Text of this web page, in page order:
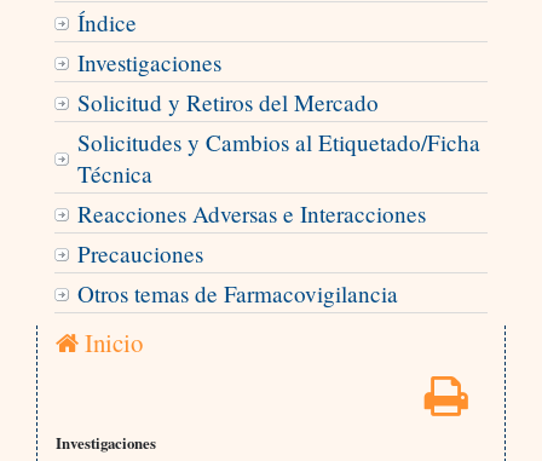
Índice
Investigaciones
Solicitud y Retiros del Mercado
Solicitudes y Cambios al Etiquetado/Ficha
Técnica
Reacciones Adversas e Interacciones
Precauciones
Otros temas de Farmacovigilancia
Inicio
Investigaciones